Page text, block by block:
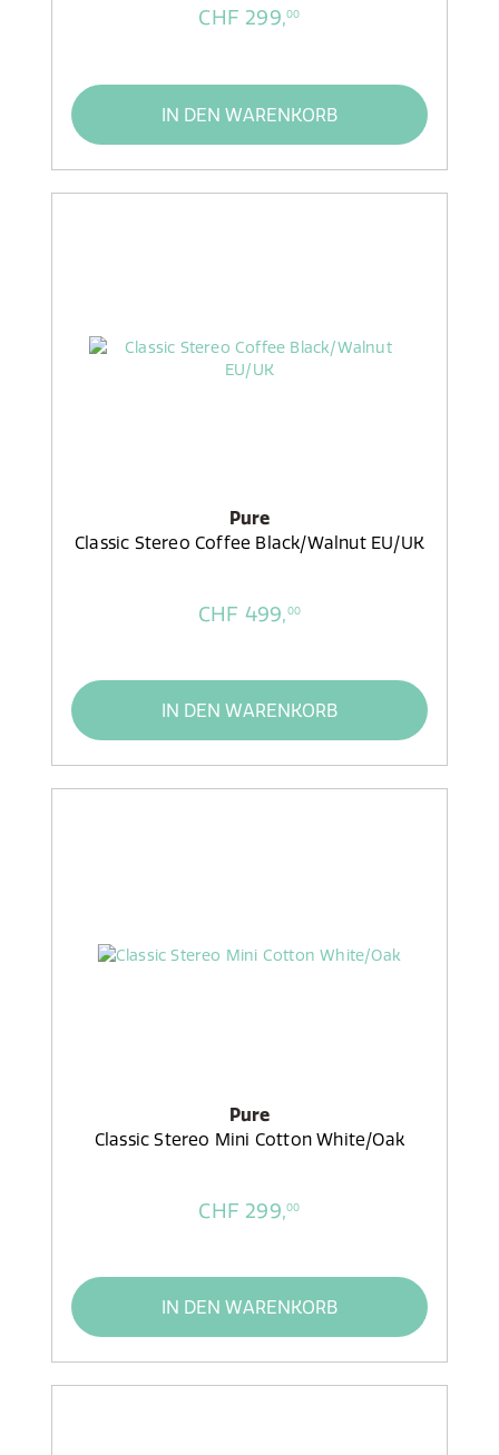
CHF 299,00
IN DEN WARENKORB
Pure
Classic Stereo Coffee Black/Walnut EU/UK
CHF 499,00
IN DEN WARENKORB
Pure
Classic Stereo Mini Cotton White/Oak
CHF 299,00
IN DEN WARENKORB